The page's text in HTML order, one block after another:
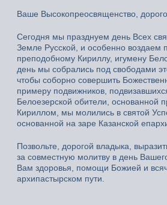
Ваше Высокопреосвященство,
Сегодня мы празднуем день Всех
Земле Русской, и особенно воздаем
преподобному Кириллу, игумену
день мы собрались под свободами
чтобы соборно совершить
примеру подвижников,
Белоезерской обители, основанной
Кириллом, мы молились в святой
основанной на заре Казанской
Позвольте, дорогой владыка,
за совместную молитву в день
Вам здоровья, помощи Божией и
архипастырском пути.